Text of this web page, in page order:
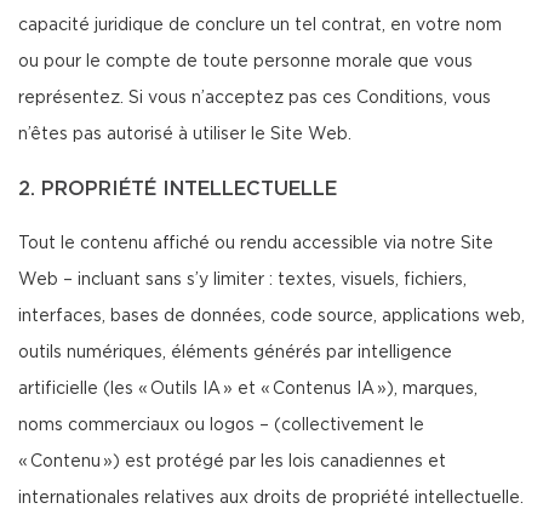
capacité juridique de conclure un tel contrat, en votre nom
ou pour le compte de toute personne morale que vous
représentez. Si vous n’acceptez pas ces Conditions, vous
n’êtes pas autorisé à utiliser le Site Web.
2. PROPRIÉTÉ INTELLECTUELLE
Tout le contenu affiché ou rendu accessible via notre Site
Web – incluant sans s’y limiter : textes, visuels, fichiers,
interfaces, bases de données, code source, applications web,
outils numériques, éléments générés par intelligence
artificielle (les « Outils IA » et « Contenus IA »), marques,
noms commerciaux ou logos – (collectivement le
« Contenu ») est protégé par les lois canadiennes et
internationales relatives aux droits de propriété intellectuelle.